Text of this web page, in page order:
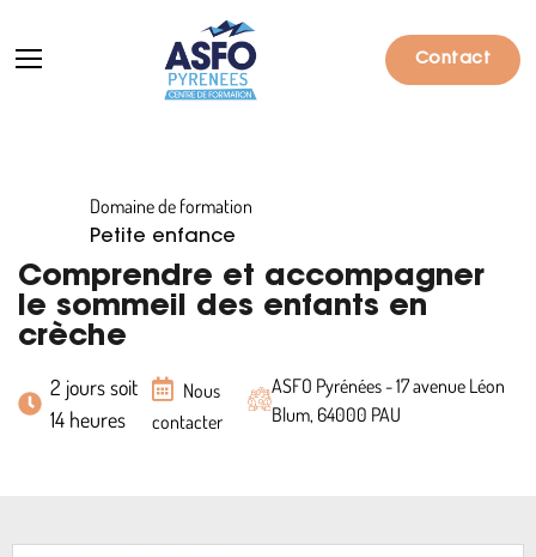
Contact
Formations
Particuliers
Entreprises
Actualités
Domaine de formation
Petite enfance
Comprendre et accompagner
le sommeil des enfants en
crèche
2 jours soit
14 heures
Nous
contacter
ASFO Pyrénées - 17 avenue Léon
Blum, 64000 PAU